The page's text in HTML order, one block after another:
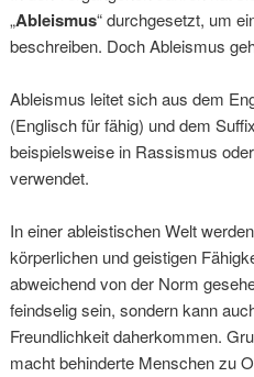
„Ableismus“ durchgesetzt, um
beschreiben. Doch Ableismus
Ableismus leitet sich aus dem
(Englisch für fähig) und dem
beispielsweise in Rassismus
verwendet.
In einer ableistischen Welt
körperlichen und geistigen
abweichend von der Norm
feindselig sein, sondern kann
Freundlichkeit daherkommen.
macht behinderte Menschen zu